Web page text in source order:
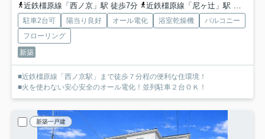
近鉄橿原線「西ノ京」駅 徒歩7分
近鉄橿原線「尼ヶ辻」駅 徒歩20分
駐車2台可 陽当り良好 オール電化 浴室乾燥機
バルコニー
フローリング
新築
■近鉄橿原線「西ノ京駅」まで徒歩７分程の便利な住環境！
■火を使わない安心安全のオール電化！並列駐車２台ＯＫ！
新築一戸建